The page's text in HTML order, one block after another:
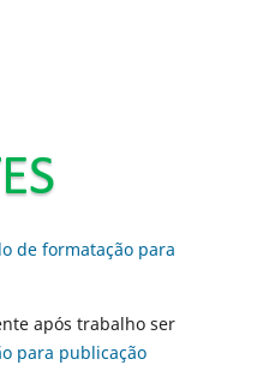
de formatação para
após trabalho ser
para publicação